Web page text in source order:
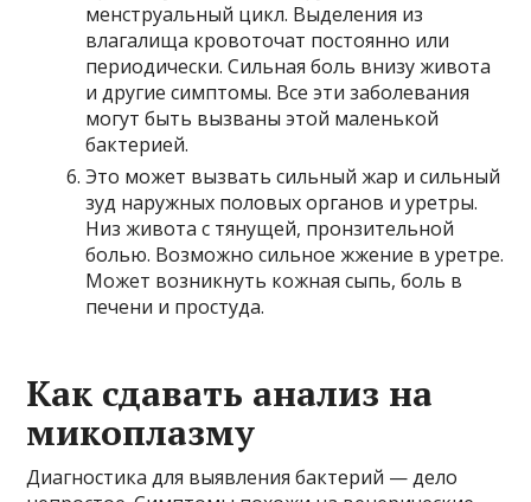
менструальный цикл. Выделения из
влагалища кровоточат постоянно или
периодически. Сильная боль внизу живота
и другие симптомы. Все эти заболевания
могут быть вызваны этой маленькой
бактерией.
Это может вызвать сильный жар и сильный
зуд наружных половых органов и уретры.
Низ живота с тянущей, пронзительной
болью. Возможно сильное жжение в уретре.
Может возникнуть кожная сыпь, боль в
печени и простуда.
Как сдавать анализ на
микоплазму
Диагностика для выявления бактерий — дело